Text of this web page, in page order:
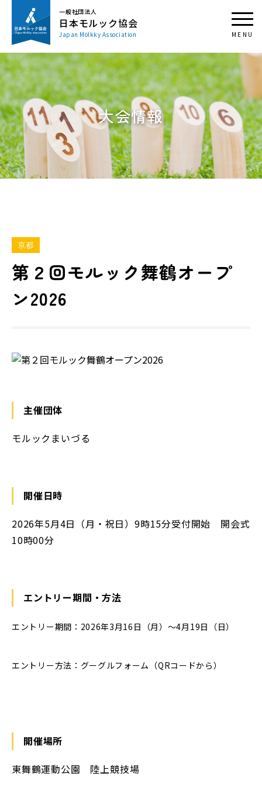
一般社団法人
日本モルック協会
Japan Mölkky Association
大会情報
京都
第２回モルック舞鶴オープ
ン2026
主催団体
モルックまいづる
開催日時
2026年5月4日（月・祝日）9時15分受付開始 開会式
10時00分
エントリー期間・方法
エントリー期間：2026年3月16日（月）～4月19日（日）
エントリー方法：グーグルフォーム（QRコードから）
開催場所
東舞鶴運動公園 陸上競技場